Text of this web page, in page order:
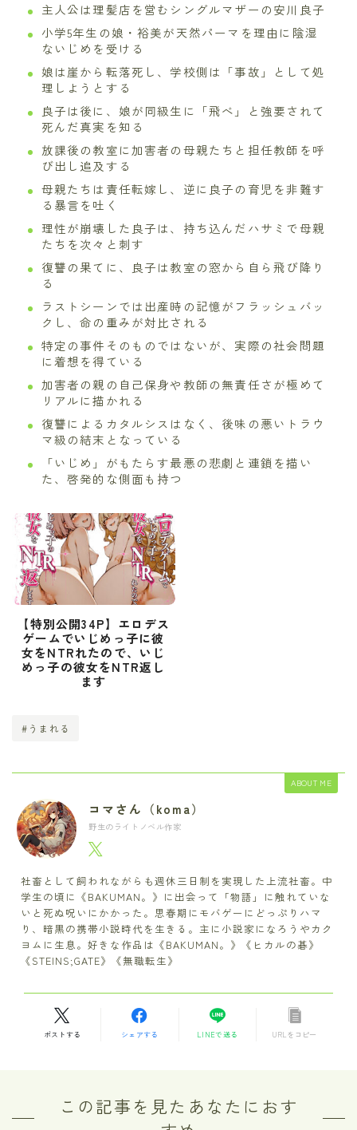
主人公は理髪店を営むシングルマザーの安川良子
小学5年生の娘・裕美が天然パーマを理由に陰湿
ないじめを受ける
娘は崖から転落死し、学校側は「事故」として処
理しようとする
良子は後に、娘が同級生に「飛べ」と強要されて
死んだ真実を知る
放課後の教室に加害者の母親たちと担任教師を呼
び出し追及する
母親たちは責任転嫁し、逆に良子の育児を非難す
る暴言を吐く
理性が崩壊した良子は、持ち込んだハサミで母親
たちを次々と刺す
復讐の果てに、良子は教室の窓から自ら飛び降り
る
ラストシーンでは出産時の記憶がフラッシュバッ
クし、命の重みが対比される
特定の事件そのものではないが、実際の社会問題
に着想を得ている
加害者の親の自己保身や教師の無責任さが極めて
リアルに描かれる
復讐によるカタルシスはなく、後味の悪いトラウ
マ級の結末となっている
「いじめ」がもたらす最悪の悲劇と連鎖を描い
た、啓発的な側面も持つ
【特別公開34P】エロデス
ゲームでいじめっ子に彼
女をNTRれたので、いじ
めっ子の彼女をNTR返し
ます
#うまれる
ABOUT ME
コマさん（koma）
野生のライトノベル作家
社畜として飼われながらも週休三日制を実現した上流社畜。中
学生の頃に《BAKUMAN。》に出会って「物語」に触れていな
いと死ぬ呪いにかかった。思春期にモバゲーにどっぷりハマ
り、暗黒の携帯小説時代を生きる。主に小説家になろうやカク
ヨムに生息。好きな作品は《BAKUMAN。》《ヒカルの碁》
《STEINS;GATE》《無職転生》
ポストする シェアする LINEで送る URLをコピー
この記事を見たあなたにおす